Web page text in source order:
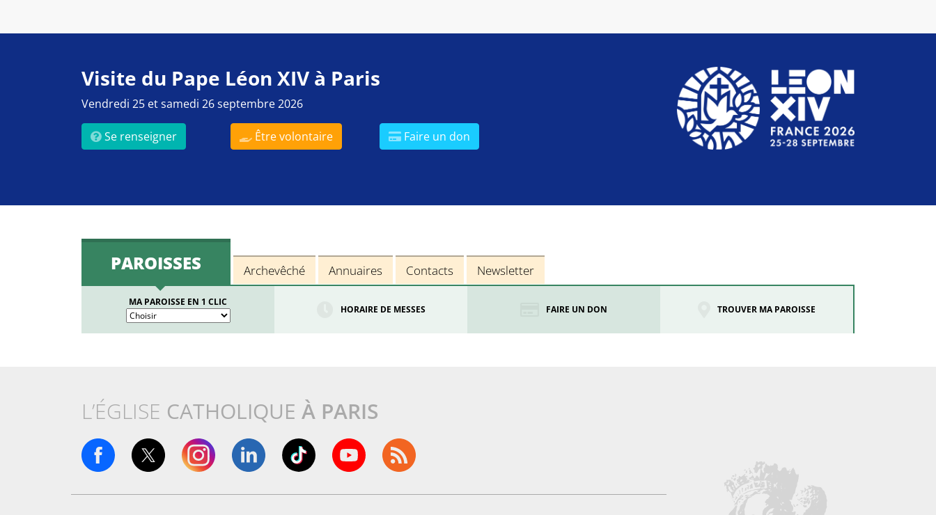
Visite du Pape Léon XIV à Paris
Vendredi 25 et samedi 26 septembre 2026
Se renseigner Être volontaire Faire un don
PAROISSES Archevêché Annuaires Contacts Newsletter
MA PAROISSE EN 1 CLIC
HORAIRE DE MESSES FAIRE UN DON TROUVER MA PAROISSE
L’ÉGLISE CATHOLIQUE À PARIS